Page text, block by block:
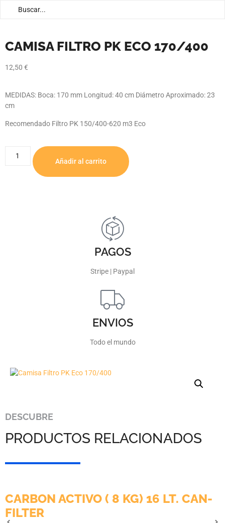
CAMISA FILTRO PK ECO 170/400
12,50 €
MEDIDAS: Boca: 170 mm Longitud: 40 cm Diámetro Aproximado: 23
cm
Recomendado Filtro PK 150/400-620 m3 Eco
Añadir al carrito
PAGOS
Stripe | Paypal
ENVIOS
Todo el mundo
DESCUBRE
PRODUCTOS RELACIONADOS
CARBON ACTIVO ( 8 KG) 16 LT. CAN-
FILTER